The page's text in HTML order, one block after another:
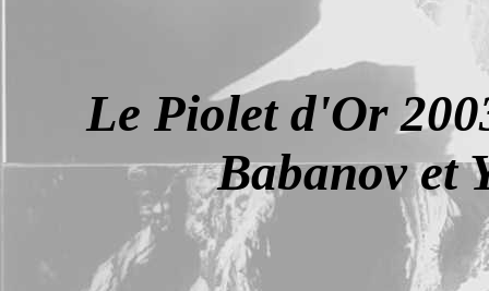
Le Piolet d'Or
Babanov et